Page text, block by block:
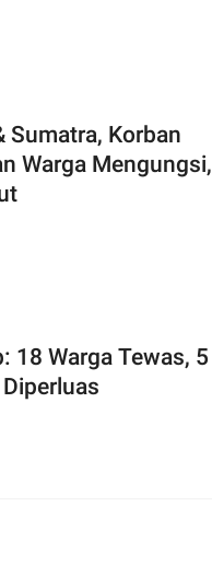
Sumatra, Korban
Warga Mengungsi,
18 Warga Tewas, 5